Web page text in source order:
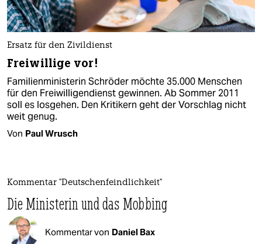
Ersatz für den Zivildienst
Freiwillige vor!
Familienministerin Schröder möchte 35.000 Menschen
für den Freiwilligendienst gewinnen. Ab Sommer 2011
soll es losgehen. Den Kritikern geht der Vorschlag nicht
weit genug.
Von Paul Wrusch
Kommentar "Deutschenfeindlichkeit"
Die Ministerin und das Mobbing
Kommentar von Daniel Bax